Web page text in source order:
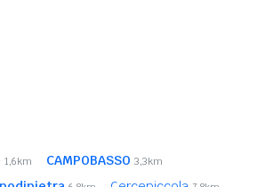
1,6km CAMPOBASSO 3,3km